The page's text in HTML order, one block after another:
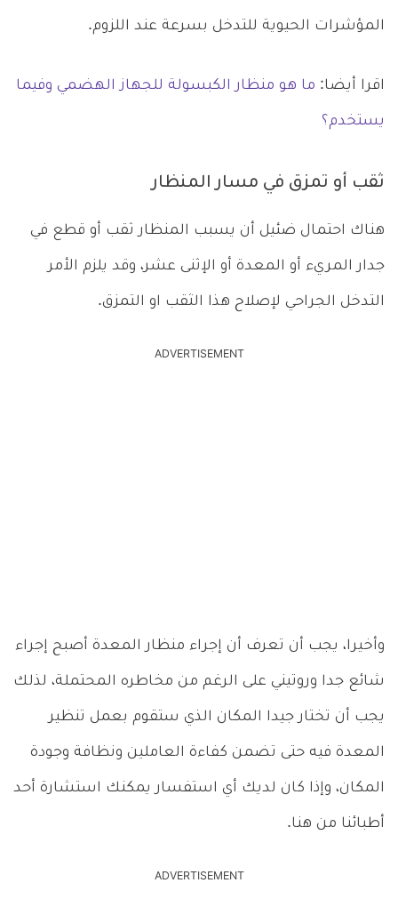
المؤشرات الحيوية للتدخل بسرعة عند اللزوم.
اقرا أيضا: ما هو منظار الكبسولة للجهاز الهضمي وفيما
يستخدم؟
ثقب أو تمزق في مسار المنظار
هناك احتمال ضئيل أن يسبب المنظار ثقب أو قطع في
جدار المريء أو المعدة أو الإثنى عشر، وقد يلزم الأمر
التدخل الجراحي لإصلاح هذا الثقب او التمزق.
ADVERTISEMENT
وأخيرا، يجب أن تعرف أن إجراء منظار المعدة أصبح إجراء
شائع جدا وروتيني على الرغم من مخاطره المحتملة، لذلك
يجب أن تختار جيدا المكان الذي ستقوم بعمل تنظير
المعدة فيه حتى تضمن كفاءة العاملين ونظافة وجودة
المكان، وإذا كان لديك أي استفسار يمكنك استشارة أحد
أطبائنا من هنا.
ADVERTISEMENT